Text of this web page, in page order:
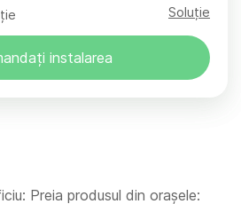
Soluție
instalarea
Preia produsul din orașele: